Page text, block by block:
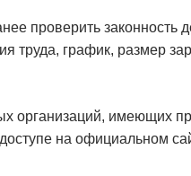
проверить законность
труда, график, размер
организаций, имеющих
на официальном